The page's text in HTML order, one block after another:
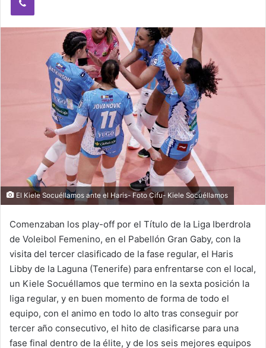
El Kiele Socuéllamos ante el Haris- Foto Cifu- Kiele Socuéllamos
Comenzaban los play-off por el Título de la Liga Iberdrola
de Voleibol Femenino, en el Pabellón Gran Gaby, con la
visita del tercer clasificado de la fase regular, el Haris
Libby de la Laguna (Tenerife) para enfrentarse con el local,
un Kiele Socuéllamos que termino en la sexta posición la
liga regular, y en buen momento de forma de todo el
equipo, con el animo en todo lo alto tras conseguir por
tercer año consecutivo, el hito de clasificarse para una
fase final dentro de la élite, y de los seis mejores equipos